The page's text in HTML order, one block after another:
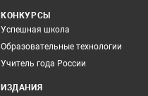
КОНКУРСЫ
Успешная школа
Образовательные технологии
Учитель года России
ИЗДАНИЯ